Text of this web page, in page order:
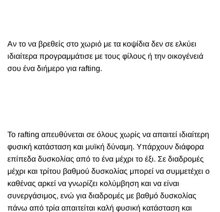
Αν το να βρεθείς στο χωριό με τα κοψίδια δεν σε ελκύει
ιδιαίτερα προγραμμάτισε με τους φίλους ή την οικογένειά
σου ένα διήμερο για rafting.
To rafting απευθύνεται σε όλους χωρίς να απαιτεί ιδιαίτερη
φυσική κατάσταση και μυϊκή δύναμη. Υπάρχουν διάφορα
επίπεδα δυσκολίας από το ένα μέχρι το έξι. Σε διαδρομές
μέχρι και τρίτου βαθμού δυσκολίας μπορεί να συμμετέχει ο
καθένας αρκεί να γνωρίζει κολύμβηση και να είναι
συνεργάσιμος, ενώ για διαδρομές με βαθμό δυσκολίας
πάνω από τρία απαιτείται καλή φυσική κατάσταση και